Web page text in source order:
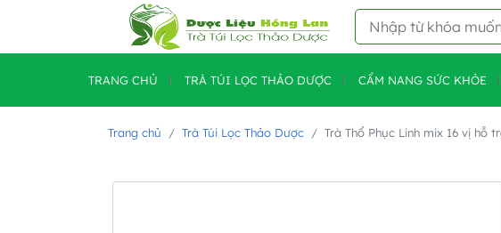
TRANG CHỦ TRÀ TÚI LỌC THẢO DƯỢC CẨM NANG SỨC KHỎE
Trang chủ Trà Túi Lọc Thảo Dược Trà Thổ Phục Linh mix 16 vị hỗ